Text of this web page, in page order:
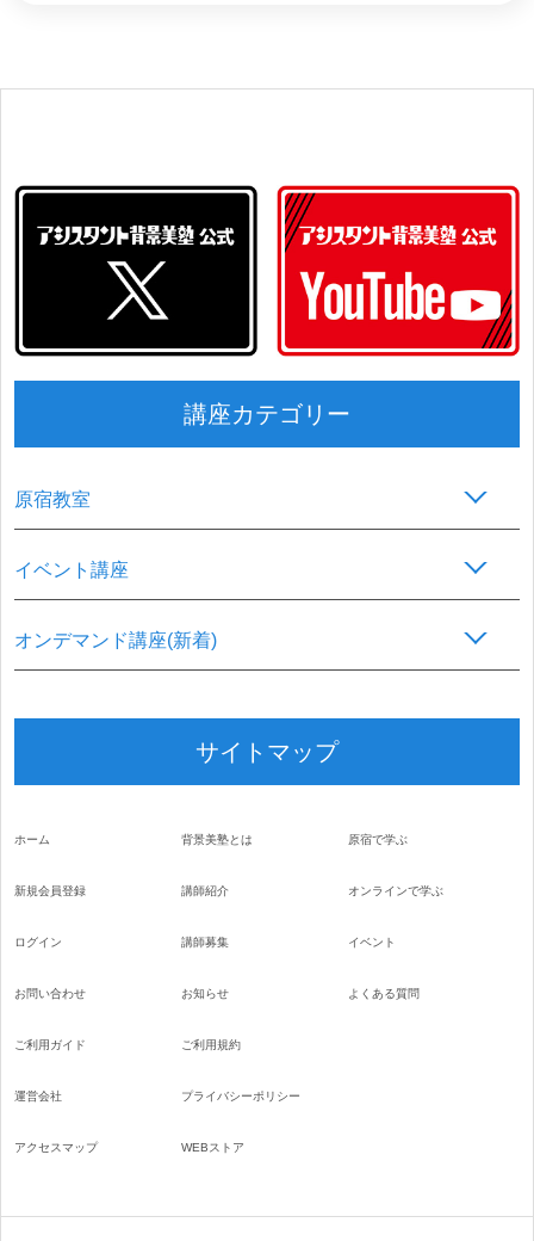
講座カテゴリー
原宿教室
イベント講座
オンデマンド講座(新着)
サイトマップ
ホーム
新規会員登録
ログイン
お問い合わせ
背景美塾とは
講師紹介
講師募集
お知らせ
原宿で学ぶ
オンラインで学ぶ
イベント
よくある質問
ご利用ガイド
運営会社
アクセスマップ
ご利用規約
プライバシーポリシー
WEBストア